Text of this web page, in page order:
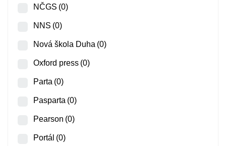
NČGS (0)
NNS (0)
Nová škola Duha (0)
Oxford press (0)
Parta (0)
Pasparta (0)
Pearson (0)
Portál (0)